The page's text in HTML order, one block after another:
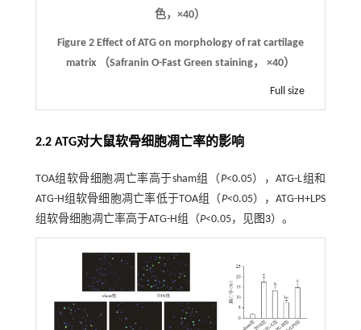
色，×40）
Figure 2 Effect of ATG on morphology of rat cartilage
matrix （Safranin O-Fast Green staining， ×40）
Full size
2.2 ATG对大鼠软骨细胞凋亡率的影响
TOA组软骨细胞凋亡率高于sham组（P<0.05），ATG-L组和
ATG-H组软骨细胞凋亡率低于TOA组（P<0.05），ATG-H+LPS
组软骨细胞凋亡率高于ATG-H组（P<0.05，见图3）。